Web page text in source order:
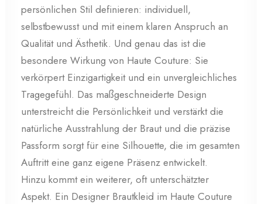
persönlichen Stil definieren: individuell,
selbstbewusst und mit einem klaren Anspruch an
Qualität und Ästhetik. Und genau das ist die
besondere Wirkung von Haute Couture: Sie
verkörpert Einzigartigkeit und ein unvergleichliches
Tragegefühl. Das maßgeschneiderte Design
unterstreicht die Persönlichkeit und verstärkt die
natürliche Ausstrahlung der Braut und die präzise
Passform sorgt für eine Silhouette, die im gesamten
Auftritt eine ganz eigene Präsenz entwickelt.
Hinzu kommt ein weiterer, oft unterschätzter
Aspekt. Ein Designer Brautkleid im Haute Couture